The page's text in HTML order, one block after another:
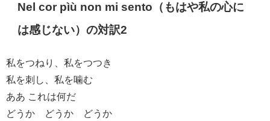
Nel cor pìù non mi sento（もはや私の心に
は感じない）の対訳2
私をつねり、私をつつき
私を刺し、私を噛む
ああ これは何だ
どうか どうか どうか